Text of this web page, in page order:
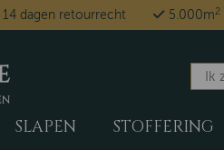
14 dagen retourrecht 5.000m2
SLAPEN STOFFERING